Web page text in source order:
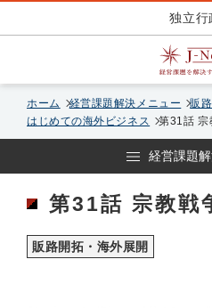
独立行
ホーム 経営課題解決メニュー
販
はじめての海外ビジネス
第31話 宗
経営課題
第31話 宗教戦
販路開拓・海外展開